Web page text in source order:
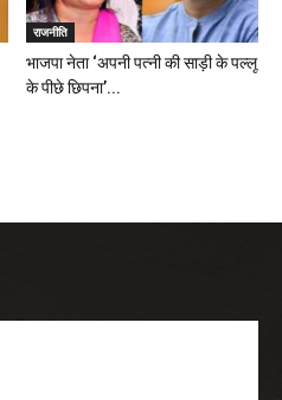
राजनीति
भाजपा नेता ‘अपनी पत्नी की साड़ी के पल्लू
के पीछे छिपना’...